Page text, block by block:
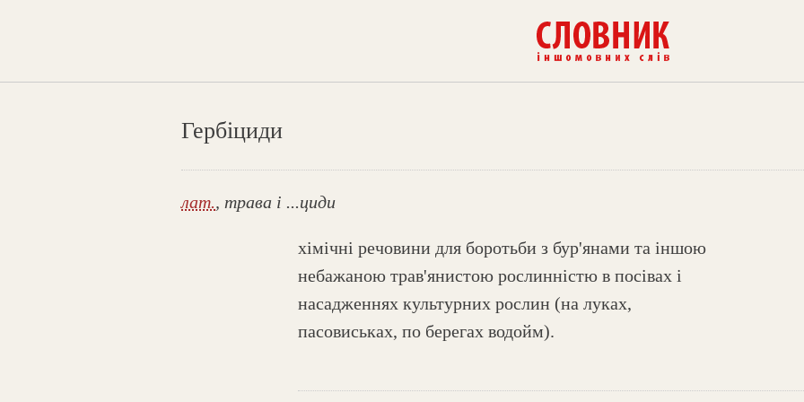
Гербіциди
лат., трава і ...циди
хімічні речовини для боротьби з бур'янами та іншою
небажаною трав'янистою рослинністю в посівах і
насадженнях культурних рослин (на луках,
пасовиськах, по берегах водойм).